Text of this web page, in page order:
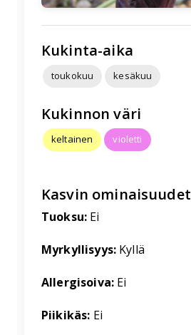
Kukinta-aika
toukokuu kesäkuu
Kukinnon väri
keltainen violetti
Kasvin ominaisuudet
Tuoksu: Ei
Myrkyllisyys: Kyllä
Allergisoiva: Ei
Piikikäs: Ei